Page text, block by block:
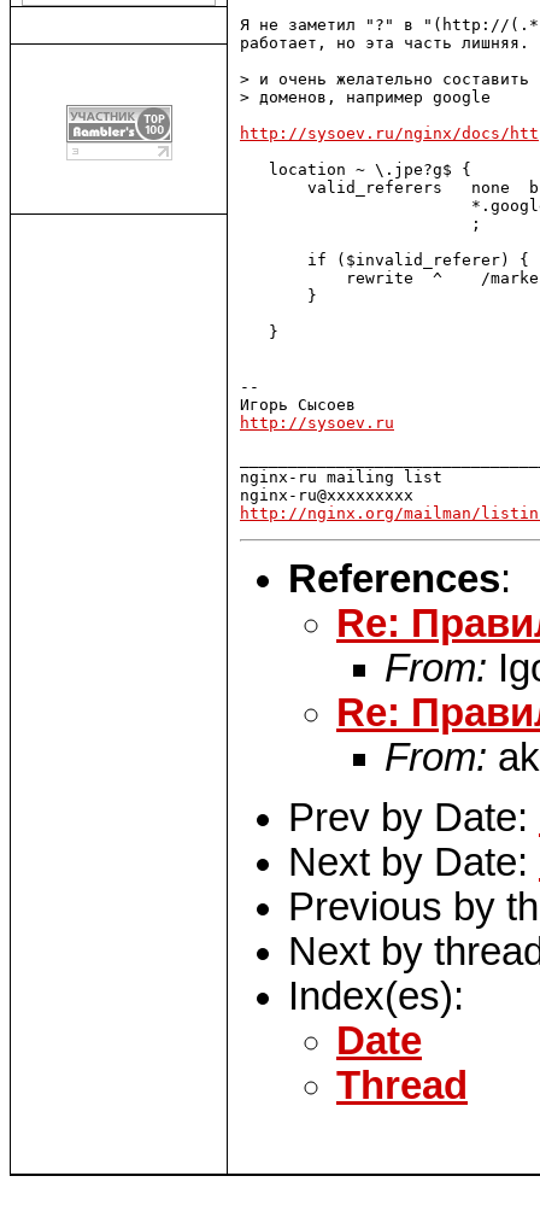
Я не заметил "?" в "(http://
работает, но эта часть лишняя.
> и очень желательно
> доменов, например google
http://sysoev.ru/nginx/docs/
   location ~ \.jpe?g$ {
valid_referers   none
                        ;
       if ($invalid_referer) {
rewrite  ^    /
       }
   }
--
http://sysoev.ru
nginx-ru mailing list
http://nginx.org/mailman/
References:
Re:
From:
Re:
From:
Prev by Date:
Next by Date:
Previous by
Next by
Index(es):
Date
Thread